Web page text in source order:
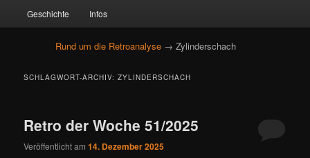
primären
Inhalt
springen
sekundären
Inhalt
springen
Geschichte Infos
Rund um die Retroanalyse → Zylinderschach
SCHLAGWORT-ARCHIV:ZYLINDERSCHACH
Retro der Woche 51/2025
Veröffentlicht am14. Dezember 2025